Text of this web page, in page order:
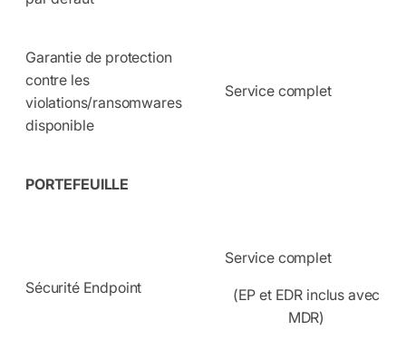
Garantie de protection
contre les
violations/ransomwares
disponible
Service complet
PORTEFEUILLE
Sécurité Endpoint
Service complet
(EP et EDR inclus avec
MDR)